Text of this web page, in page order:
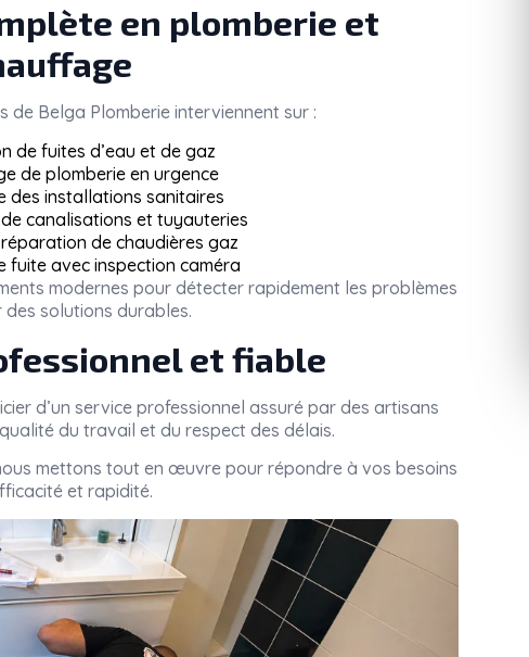
en plomberie et
de Belga Plomberie interviennent sur :
de fuites d’eau et de gaz
de plomberie en urgence
des installations sanitaires
canalisations et tuyauteries
de chaudières gaz
fuite avec inspection caméra
modernes pour détecter rapidement les problèmes
solutions durables.
et fiable
d’un service professionnel assuré par des artisans
du travail et du respect des délais.
mettons tout en œuvre pour répondre à vos besoins
et rapidité.